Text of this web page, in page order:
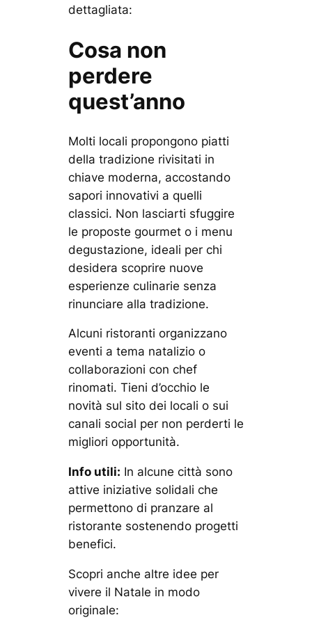
dettagliata:
Cosa non
perdere
quest’anno
Molti locali propongono piatti
della tradizione rivisitati in
chiave moderna, accostando
sapori innovativi a quelli
classici. Non lasciarti sfuggire
le proposte gourmet o i menu
degustazione, ideali per chi
desidera scoprire nuove
esperienze culinarie senza
rinunciare alla tradizione.
Alcuni ristoranti organizzano
eventi a tema natalizio o
collaborazioni con chef
rinomati. Tieni d’occhio le
novità sul sito dei locali o sui
canali social per non perderti le
migliori opportunità.
Info utili: In alcune città sono
attive iniziative solidali che
permettono di pranzare al
ristorante sostenendo progetti
benefici.
Scopri anche altre idee per
vivere il Natale in modo
originale: